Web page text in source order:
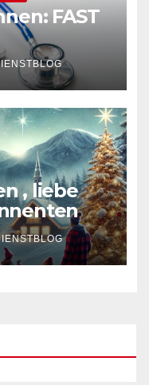
FAST
, liebe